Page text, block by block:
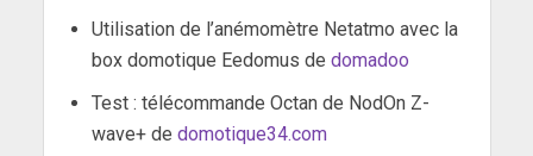
Utilisation de l’anémomètre Netatmo avec la
box domotique Eedomus de domadoo
Test : télécommande Octan de NodOn Z-
wave+ de domotique34.com